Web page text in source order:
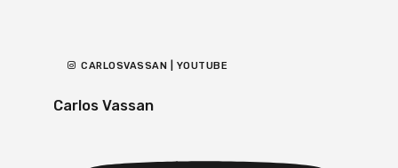
CARLOSVASSAN | YOUTUBE
Carlos Vassan